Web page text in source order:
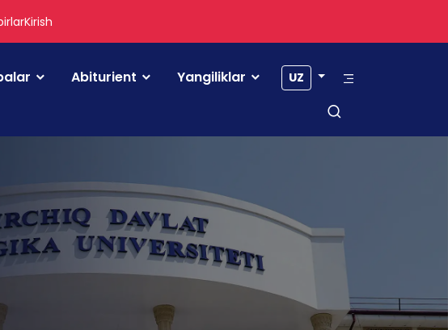
Kirish
Abiturient Yangiliklar UZ